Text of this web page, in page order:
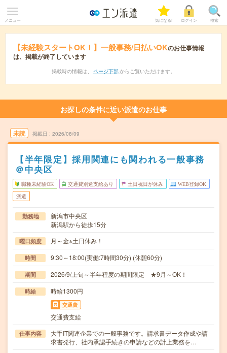
メニュー 気になる! ログイン 検索
【未経験スタートOK！】一般事務/日払いOKのお仕事情報
は、掲載が終了しています
掲載時の情報は、 ページ下部 からご覧いただけます。
お探しの条件に近い派遣のお仕事
未読 掲載日 2026/08/09
【半年限定】採用関連にも関われる一般事務
＠中央区
職種未経験OK 交通費別途支給あり 土日祝日が休み WEB登録OK
派遣
勤務地
新潟市中央区
新潟駅から徒歩15分
曜日頻度 月～金※土日休み！
時間 9:30～18:00(実働:7時間30分) (休憩60分)
期間 2026/9/上旬～半年程度の期間限定 ★9月～OK！
時給 時給1300円
交通費
交通費支給
仕事内容
大手IT関連企業での一般事務です。請求書データ作成や請
求書発行、社内承認手続きの申請などの計上業務を…